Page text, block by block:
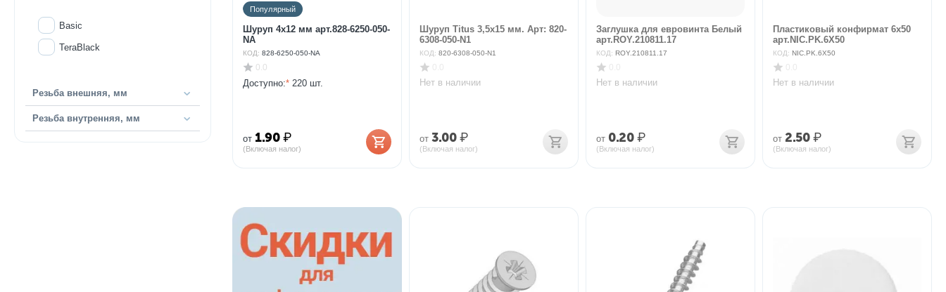
Популярный
Шуруп 4х12 мм арт.828-6250-050-
NA
КОД: 828-6250-050-NA
0.0
Доступно:* 220 шт.
от 1.90 ₽
(Включая налог)
Шуруп Titus 3,5х15 мм. Арт: 820-
6308-050-N1
КОД: 820-6308-050-N1
Нет в наличии
от 3.00 ₽
(Включая налог)
Заглушка для евровинта Белый
арт.ROY.210811.17
КОД: ROY.210811.17
Нет в наличии
от 0.20 ₽
(Включая налог)
Пластиковый конфирмат 6х50
арт.NIC.PK.6X50
КОД: NIC.PK.6X50
Нет в наличии
от 2.50 ₽
(Включая налог)
Basic
TeraBlack
Резьба внешняя, мм
Резьба внутренняя, мм